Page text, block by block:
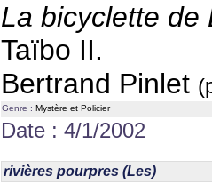
La bicyclette de
Taïbo II.
Bertrand Pinlet
Genre : Mystère et Policier
Date : 4/1/2002
rivières pourpres (Les)